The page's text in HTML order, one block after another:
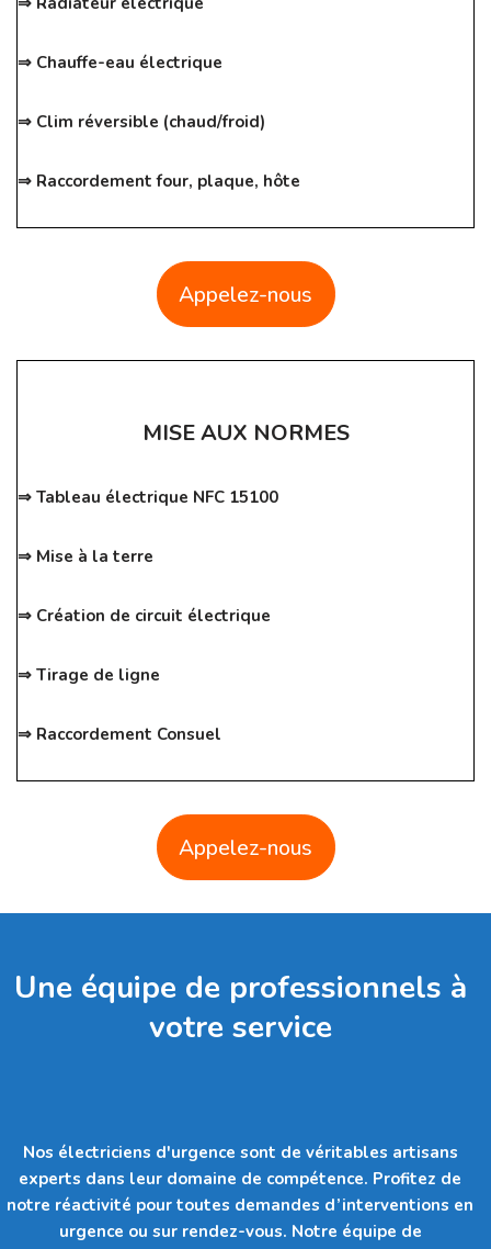
⇒ Chauffe-eau électrique
⇒ Clim réversible (chaud/froid)
⇒ Raccordement four, plaque, hôte
Appelez-nous
MISE AUX NORMES
⇒ Tableau électrique NFC 15100
⇒ Mise à la terre
⇒ Création de circuit électrique
⇒ Tirage de ligne
⇒ Raccordement Consuel
Appelez-nous
Une équipe de professionnels à
votre service
Nos électriciens d'urgence sont de véritables artisans
experts dans leur domaine de compétence. Profitez de
notre réactivité pour toutes demandes d’interventions en
urgence ou sur rendez-vous. Notre équipe de